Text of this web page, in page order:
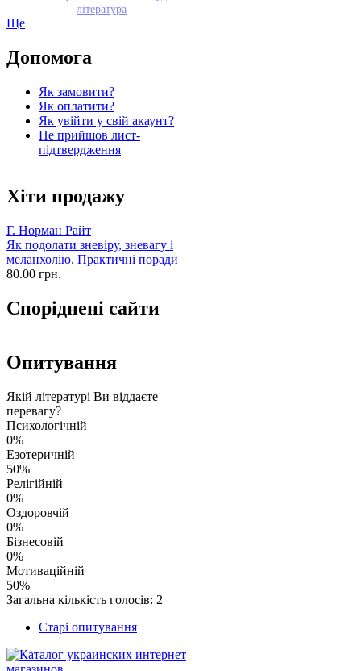
література
Ще
Допомога
Як замовити?
Як оплатити?
Як увійти у свій акаунт?
Не прийшов лист-
підтвердження
Хіти продажу
Г. Норман Райт
Як подолати зневіру, зневагу і
меланхолію. Практичні поради
80.00 грн.
Споріднені сайти
Опитування
Якій літературі Ви віддаєте
перевагу?
Психологічній
0%
Езотеричній
50%
Релігійній
0%
Оздоровчій
0%
Бізнесовій
0%
Мотиваційній
50%
Загальна кількість голосів: 2
Старі опитування